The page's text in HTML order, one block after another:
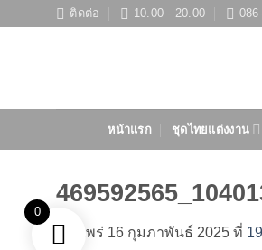
ติดต่อ 10.00 - 20.00
หน้าแรก ชุดไทยแต่งงาน
เผยแพร่ 16 กุมภาพันธ์ 2025 ที่
0